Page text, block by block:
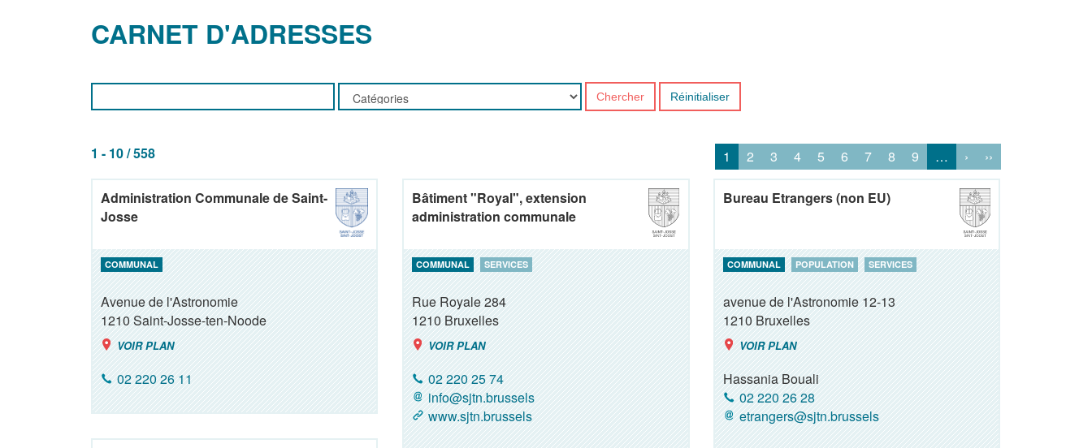
CARNET D'ADRESSES
Chercher Réinitialiser
1 - 10 / 558 1 2 3 4 5 6 7 8 9 … › ››
Administration Communale de Saint-
Josse
COMMUNAL
Avenue de l'Astronomie
1210Saint-Josse-ten-Noode
VOIR PLAN
02 220 26 11
Bâtiment "Royal", extension
administration communale
COMMUNAL SERVICES
Rue Royale 284
1210Bruxelles
VOIR PLAN
02 220 25 74
info@sjtn.brussels
www.sjtn.brussels
Bureau Etrangers (non EU)
COMMUNAL POPULATION SERVICES
avenue de l'Astronomie 12-13
1210Bruxelles
VOIR PLAN
Hassania Bouali
02 220 26 28
etrangers@sjtn.brussels